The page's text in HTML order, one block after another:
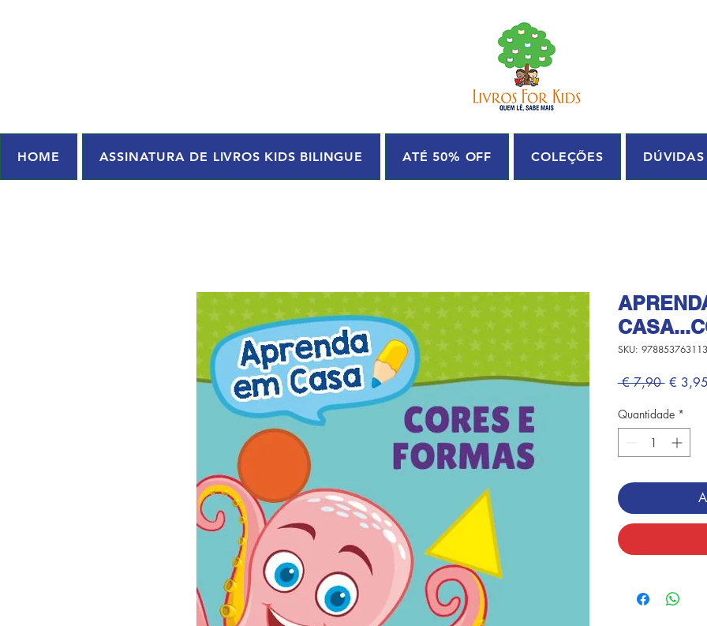
HOME ASSINATURA DE LIVROS KIDS BILINGUE ATÉ 50% OFF COLEÇÕES DÚVIDAS
SKU:
€ 7,90 Preço
€ 3,95
Quantidade *